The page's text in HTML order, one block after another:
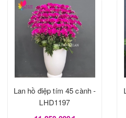
Lan hồ điệp tím 45 cành -
LHD1197